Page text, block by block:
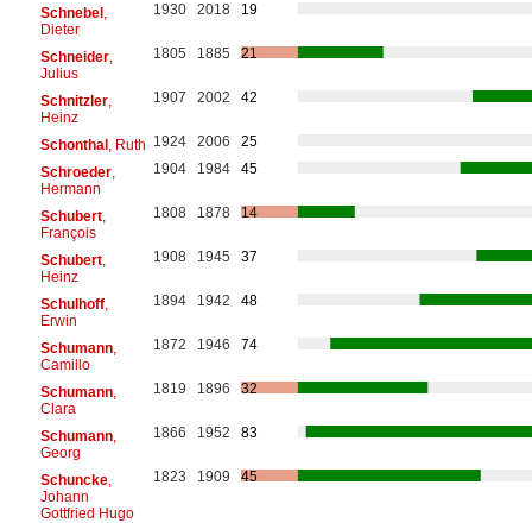
Schnebel,
Dieter
1930 2018 19
Schneider,
Julius
1805 1885 21
Schnitzler,
Heinz
1907 2002 42
Schonthal, Ruth 1924 2006
25
Schroeder,
Hermann
1904 1984 45
Schubert,
François
1808 1878 14
Schubert,
Heinz
1908 1945 37
Schulhoff,
Erwin
1894 1942 48
Schumann,
Camillo
1872 1946 74
Schumann,
Clara
1819 1896 32
Schumann,
Georg
1866 1952 83
Schuncke,
Johann
Gottfried Hugo
1823 1909 45